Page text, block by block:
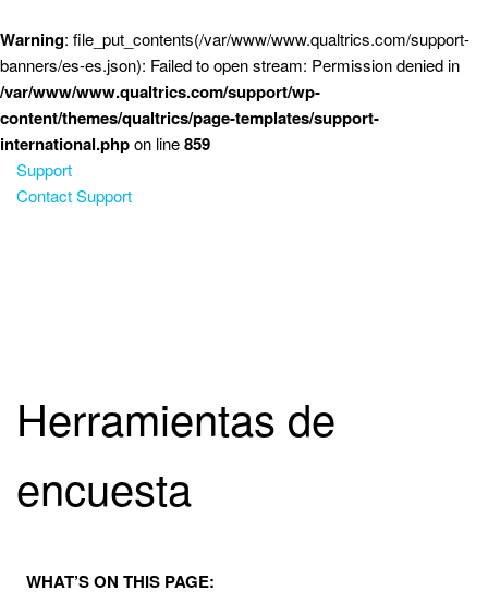
Warning: file_put_contents(/var/www/www.qualtrics.com/support-
banners/es-es.json): Failed to open stream: Permission denied in
/var/www/www.qualtrics.com/support/wp-
content/themes/qualtrics/page-templates/support-
international.phpon line859
Support
Contact Support
Herramientas de
encuesta
WHAT’S ON THIS PAGE: